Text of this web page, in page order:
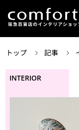
トップ 記事
INTERIOR